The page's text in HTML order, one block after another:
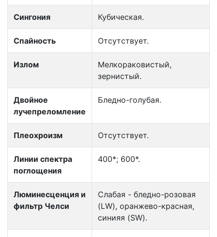
Сингония Кубическая.
Спайность Отсутствует.
Излом
Мелкораковистый,
зернистый.
Двойное
лучепреломление
Бледно-голубая.
Плеохроизм Отсутствует.
Линии спектра
поглощения
400*; 600*.
Люминесценция и
фильтр Челси
Слабая - бледно-розовая
(LW), оранжево-красная,
синияя (SW).